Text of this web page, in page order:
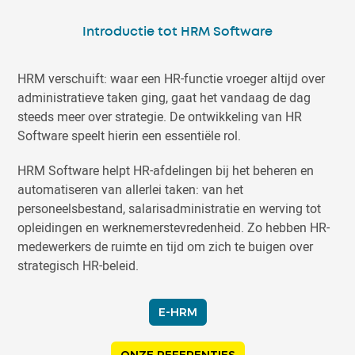
Introductie tot HRM Software
HRM verschuift: waar een HR-functie vroeger altijd over
administratieve taken ging, gaat het vandaag de dag
steeds meer over strategie. De ontwikkeling van HR
Software speelt hierin een essentiële rol.
HRM Software helpt HR-afdelingen bij het beheren en
automatiseren van allerlei taken: van het
personeelsbestand, salarisadministratie en werving tot
opleidingen en werknemerstevredenheid. Zo hebben HR-
medewerkers de ruimte en tijd om zich te buigen over
strategisch HR-beleid.
E-HRM